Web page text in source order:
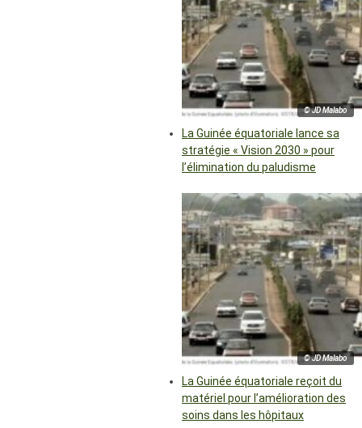
© JD Malabo
La Guinée équatoriale lance sa
stratégie « Vision 2030 » pour
l’élimination du paludisme
© JD Malabo
La Guinée équatoriale reçoit du
matériel pour l’amélioration des
soins dans les hôpitaux